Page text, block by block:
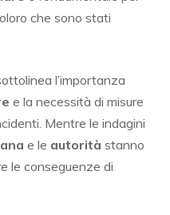
che sono stati
l’importanza
e la necessità di misure
Mentre le indagini
e le autorità stanno
le conseguenze di